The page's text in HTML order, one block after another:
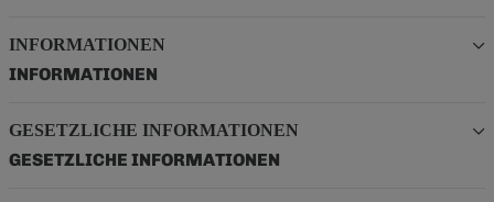
INFORMATIONEN
INFORMATIONEN
GESETZLICHE INFORMATIONEN
GESETZLICHE INFORMATIONEN